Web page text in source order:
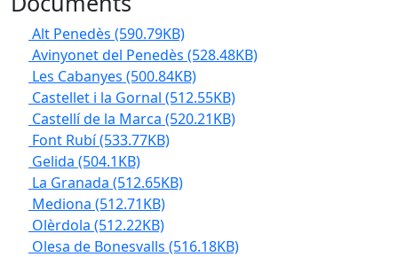
Alt Penedès (590.79KB)
Avinyonet del Penedès (528.48KB)
Les Cabanyes (500.84KB)
Castellet i la Gornal (512.55KB)
Castellí de la Marca (520.21KB)
Font Rubí(533.77KB)
Gelida (504.1KB)
La Granada (512.65KB)
Mediona (512.71KB)
Olèrdola (512.22KB)
Olesa de Bonesvalls (516.18KB)